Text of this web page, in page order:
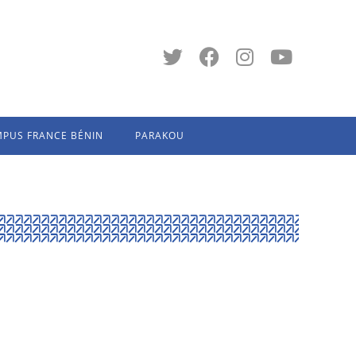
FRANCE BÉNIN PARAKOU